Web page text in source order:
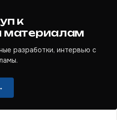
к
материалам
разработки, интервью с